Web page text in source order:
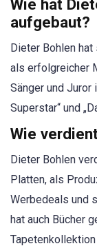
Wie hat
aufgebaut?
Dieter Bohlen
als erfolgreicher
Sänger und Juror
Superstar“ und
Wie
Dieter Bohlen
Platten, als
Werbedeals und
hat auch Bücher